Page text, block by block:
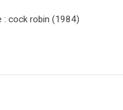
: cock robin (1984)